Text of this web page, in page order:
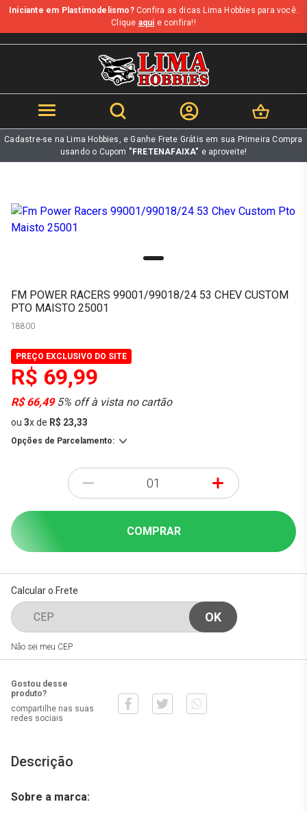
b
Iniciante em Plastimodelismo?Confira as dicas Lima Hobbies para você.
Clique aqui e confira!!
Cadastre-se na Lima Hobbies, e Ganhe Frete Grátis em sua Primeira Compra
usando o Cupom "FRETENAFAIXA" e aproveite!
FM POWER RACERS 99001/99018/24 53 CHEV CUSTOM
PTO MAISTO 25001
18800
PREÇO EXCLUSIVO DO SITE
R$ 69,99
R$ 66,495% off à vista no cartão
ou 3xde R$ 23,33
Opções de Parcelamento:
- +
COMPRAR
Calcular o Frete
Não sei meu CEP
Gostou desse
produto?
compartilhe nas suas
redes sociais
Descrição
Sobre a marca: